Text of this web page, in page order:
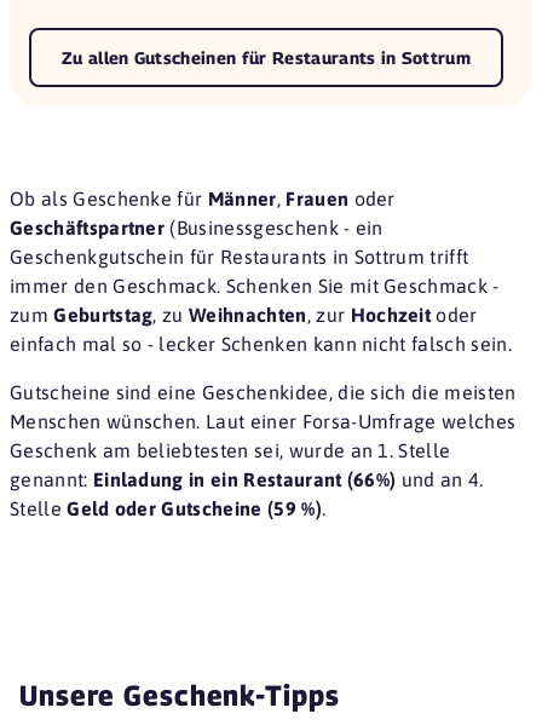
Zu allen Gutscheinen für Restaurants in Sottrum
Ob als Geschenke für Männer, Frauen oder
Geschäftspartner (Businessgeschenk - ein
Geschenkgutschein für Restaurants in Sottrum trifft
immer den Geschmack. Schenken Sie mit Geschmack -
zumGeburtstag, zuWeihnachten, zur Hochzeitoder
einfach mal so - lecker Schenken kann nicht falsch sein.
Gutscheine sind eine Geschenkidee, die sich die meisten
Menschen wünschen. Laut einer Forsa-Umfrage welches
Geschenk am beliebtesten sei, wurde an 1. Stelle
genannt: Einladung in ein Restaurant (66%) und an 4.
StelleGeld oder Gutscheine (59 %).
Unsere Geschenk-Tipps